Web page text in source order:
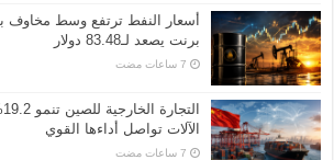
أسعار النفط ترتفع وسط
برنت يصعد لـ83.48 دولار
الآلات تواصل أداءها القوي